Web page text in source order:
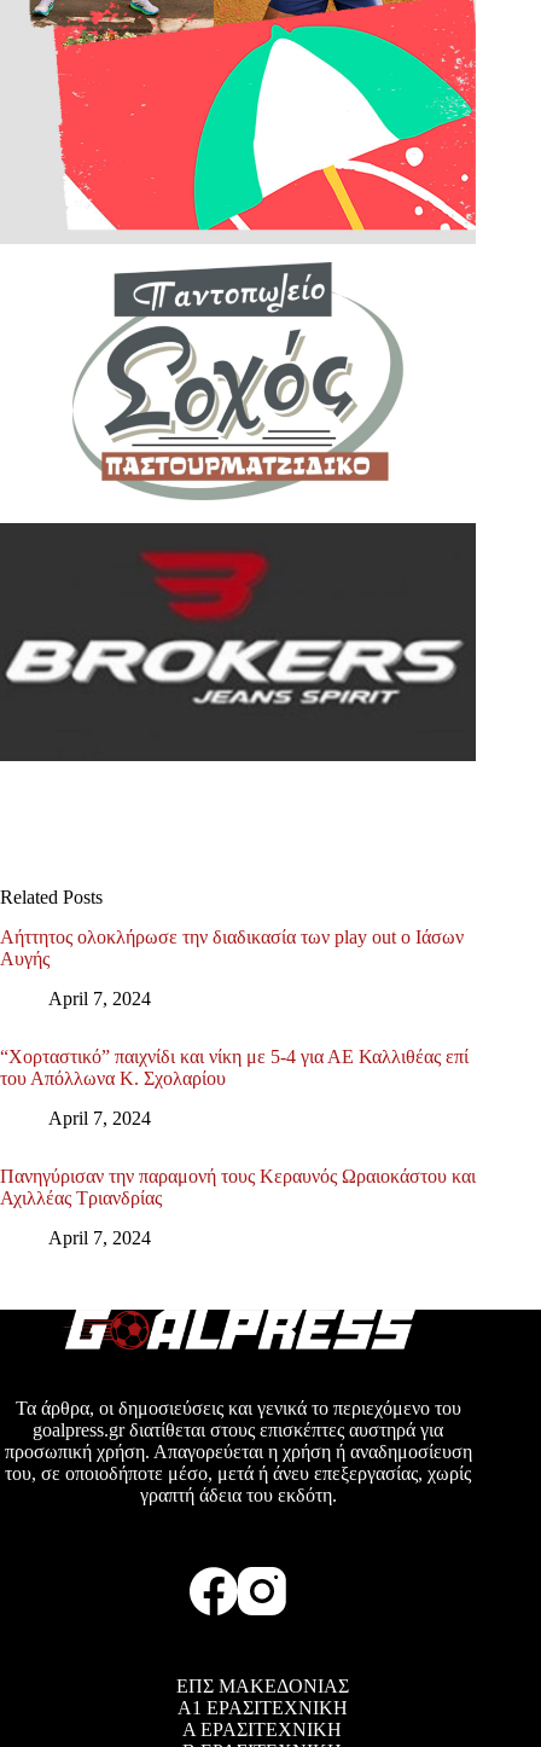
Related Posts
Αήττητος ολοκλήρωσε την διαδικασία των play out ο Ιάσων
Αυγής
April 7, 2024
“Χορταστικό” παιχνίδι και νίκη με 5-4 για ΑΕ Καλλιθέας επί
του Απόλλωνα Κ. Σχολαρίου
April 7, 2024
Πανηγύρισαν την παραμονή τους Κεραυνός Ωραιοκάστου και
Αχιλλέας Τριανδρίας
April 7, 2024
Τα άρθρα, οι δημοσιεύσεις και γενικά το περιεχόμενο του
goalpress.gr διατίθεται στους επισκέπτες αυστηρά για
προσωπική χρήση. Απαγορεύεται η χρήση ή αναδημοσίευση
του, σε οποιοδήποτε μέσο, μετά ή άνευ επεξεργασίας, χωρίς
γραπτή άδεια του εκδότη.
ΕΠΣ ΜΑΚΕΔΟΝΙΑΣ
Α1 ΕΡΑΣΙΤΕΧΝΙΚΗ
Α ΕΡΑΣΙΤΕΧΝΙΚΗ